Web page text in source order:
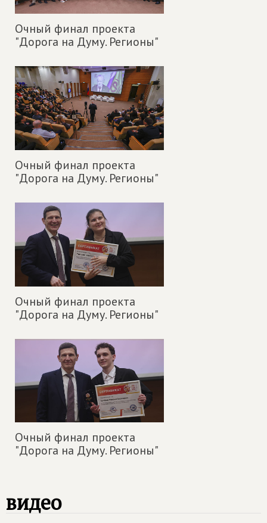
Очный финал проекта
"Дорога на Думу. Регионы"
Очный финал проекта
"Дорога на Думу. Регионы"
Очный финал проекта
"Дорога на Думу. Регионы"
Очный финал проекта
"Дорога на Думу. Регионы"
видео